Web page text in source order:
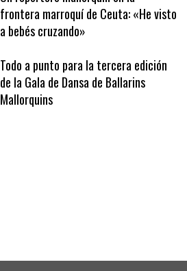
Un reportero mallorquín en la
frontera marroquí de Ceuta: «He visto
a bebés cruzando»
Todo a punto para la tercera edición
de la Gala de Dansa de Ballarins